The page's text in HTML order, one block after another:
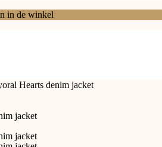
in de winkel
Hearts denim jacket